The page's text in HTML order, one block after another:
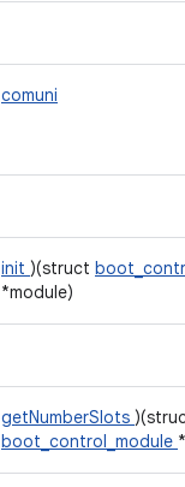
comuni
init )(struct
*module)
getNumberSlots
boot_control_module